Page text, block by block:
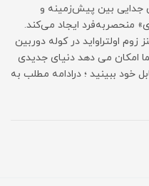
جدایی بین پیش‌زمینه و
منحصربه‌فرد ایجاد می‌کند.
اولتراواید در کوله دوربین
امکان می دهد دنیای جدیدی
خود ببینید ؛ درادامه مطلب به